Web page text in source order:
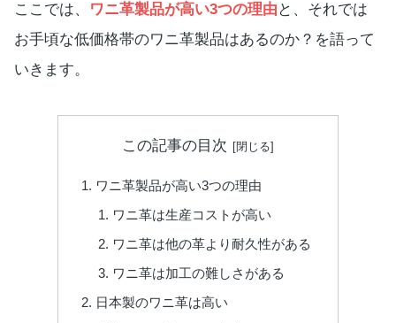
ここでは、 ワニ革製品が高い3つの理由 と、それでは
お手頃な低価格帯のワニ革製品はあるのか？を語って
いきます。
この記事の目次
ワニ革製品が高い3つの理由
ワニ革は生産コストが高い
ワニ革は他の革より耐久性がある
ワニ革は加工の難しさがある
日本製のワニ革は高い